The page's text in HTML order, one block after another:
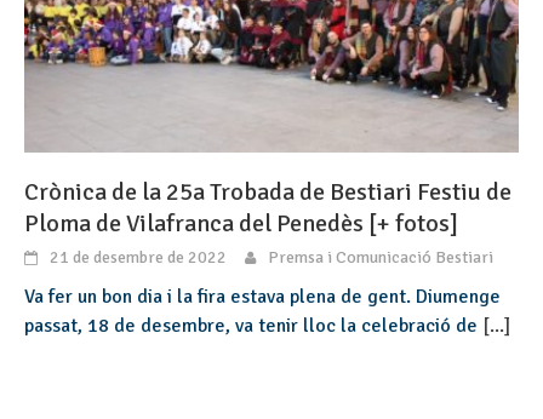
Crònica de la 25a Trobada de Bestiari Festiu de
Ploma de Vilafranca del Penedès [+ fotos]
21 de desembre de 2022 Premsa i Comunicació Bestiari
Va fer un bon dia i la fira estava plena de gent. Diumenge
passat, 18 de desembre, va tenir lloc la celebració de [...]